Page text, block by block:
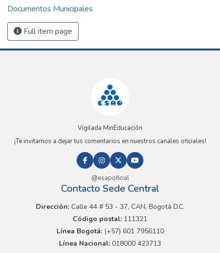
Documentos Municipales
Full item page
Vigilada MinEducación
¡Te invitamos a dejar tus comentarios en nuestros canales oficiales!
@esapoficial
Contacto Sede Central
Dirección:Calle 44 # 53 - 37, CAN, Bogotá D.C.
Código postal: 111321
Línea Bogotá:(+57) 601 7956110
Línea Nacional: 018000 423713